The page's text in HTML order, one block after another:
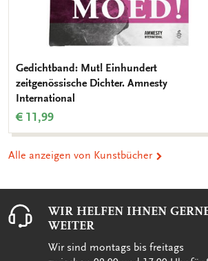
Gedichtband: Mut! Einhundert
zeitgenössische Dichter. Amnesty
International
€ 11,99
Alle anzeigen von Kunstbücher
WIR HELFEN IHNEN
WEITER
Wir sind montags bis freitags